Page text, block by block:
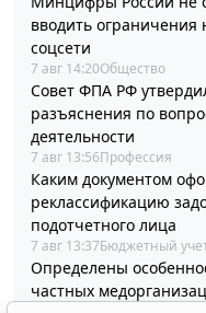
вводить ограничения
соцсети
7 авг 14:20Общество
Совет ФПА РФ
разъяснения по
деятельности
7 авг 13:56Профессия
Каким документом
реклассификацию
подотчетного лица
7 авг 13:37Бюджетный
Определены
частных